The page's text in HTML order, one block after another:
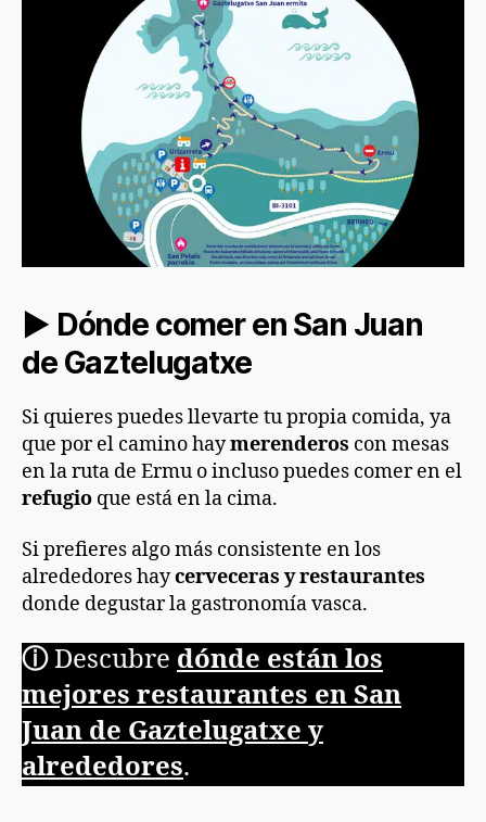
► Dónde comer en San Juan
de Gaztelugatxe
Si quieres puedes llevarte tu propia comida, ya
que por el camino haymerenderos con mesas
en la ruta de Ermu o incluso puedes comer en el
refugio que está en la cima.
Si prefieres algo más consistente en los
alrededores haycerveceras y restaurantes
donde degustar la gastronomía vasca.
ⓘDescubre dónde están los
mejores restaurantes en San
Juan de Gaztelugatxe y
alrededores.